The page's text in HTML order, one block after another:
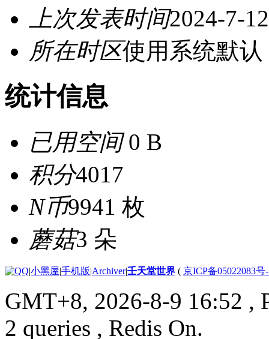
上次发表时间2024-7-
所在时区使用系统默认
统计信息
已用空间0 B
积分4017
N币9941 枚
蘑菇3 朵
|小黑屋|手机版|Archiver|壬天堂世界 ( 京ICP备05022083号
GMT+8, 2026-8-9 16:52 ,
2 queries , Redis On.